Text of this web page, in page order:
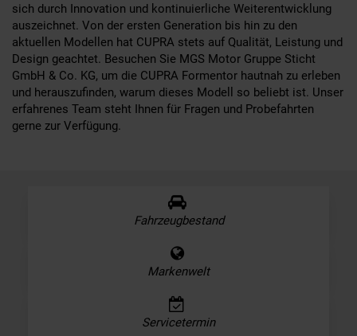
sich durch Innovation und kontinuierliche Weiterentwicklung
auszeichnet. Von der ersten Generation bis hin zu den
aktuellen Modellen hat CUPRA stets auf Qualität, Leistung und
Design geachtet. Besuchen Sie MGS Motor Gruppe Sticht
GmbH & Co. KG, um die CUPRA Formentor hautnah zu erleben
und herauszufinden, warum dieses Modell so beliebt ist. Unser
erfahrenes Team steht Ihnen für Fragen und Probefahrten
gerne zur Verfügung.
Fahrzeugbestand
Markenwelt
Servicetermin